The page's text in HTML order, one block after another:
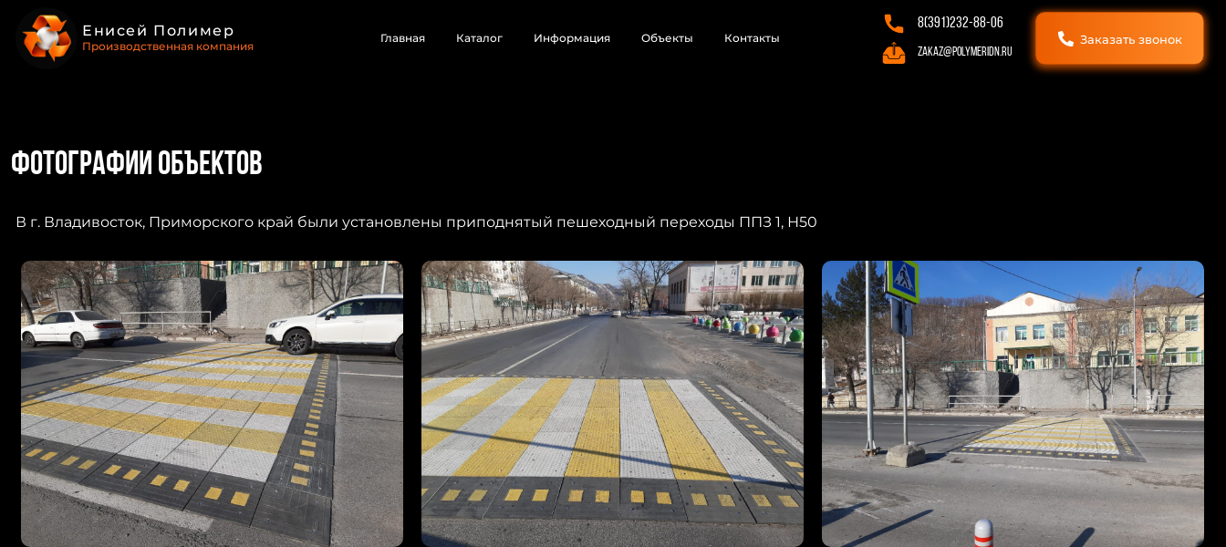
Енисей Полимер
Производственная компания
Главная Каталог Информация Объекты Контакты
8(391)232-88-06
zakaz@polymeridn.ru
Заказать звонок
Фотографии объектов
В г. Владивосток, Приморского край были установлены приподнятый пешеходный переходы ППЗ 1, Н50